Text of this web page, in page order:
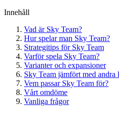
Innehåll
Vad är Sky Team?
Hur spelar man Sky Team?
Strategitips för Sky Team
Varför spela Sky Team?
Varianter och expansioner
Sky Team jämfört med andra
Vem passar Sky Team för?
Vårt omdöme
Vanliga frågor